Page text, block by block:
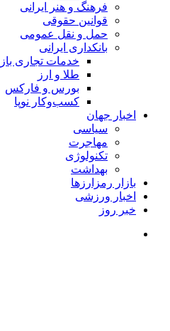
فرهنگ و هنر ایرانی
قوانین حقوقی
حمل و نقل عمومی
بانکداری ایرانی
خدمات تجاری
طلا و ارز
بورس و فارکس
کسب‌وکار نوپا
اخبار جهان
سیاسی
مهاجرت
تکنولوژی
بهداشت
بازار رمزارزها
اخبار ورزشی
خبر روز